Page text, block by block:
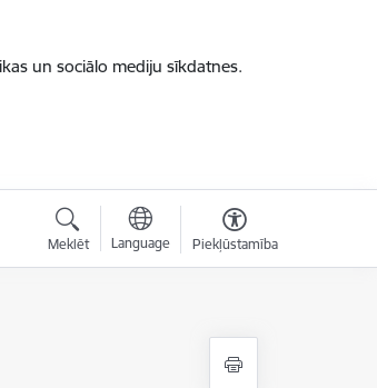
un sociālo mediju sīkdatnes.
Meklēt Language Piekļūstamība